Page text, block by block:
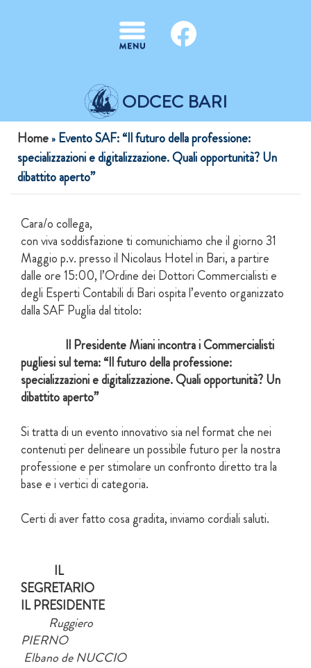
ODCEC BARI
Tu sei qui
Home » Evento SAF: “Il futuro della professione:
specializzazioni e digitalizzazione. Quali opportunità? Un
dibattito aperto”
Cara/o collega,
con viva soddisfazione ti comunichiamo che il giorno 31
Maggio p.v. presso il Nicolaus Hotel in Bari, a partire
dalle ore 15:00, l’Ordine dei Dottori Commercialisti e
degli Esperti Contabili di Bari ospita l’evento organizzato
dalla SAF Puglia dal titolo:
Il Presidente Miani incontra i Commercialisti
pugliesi sul tema: “Il futuro della professione:
specializzazioni e digitalizzazione. Quali opportunità? Un
dibattito aperto”
Si tratta di un evento innovativo sia nel format che nei
contenuti per delineare un possibile futuro per la nostra
professione e per stimolare un confronto diretto tra la
base e i vertici di categoria.
Certi di aver fatto cosa gradita, inviamo cordiali saluti.
IL
IL PRESIDENTE
Ruggiero
PIERNO
Elbano de NUCCIO